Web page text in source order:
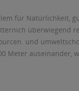
für Natürlichkeit,
überwiegend
und
Meter auseinander,